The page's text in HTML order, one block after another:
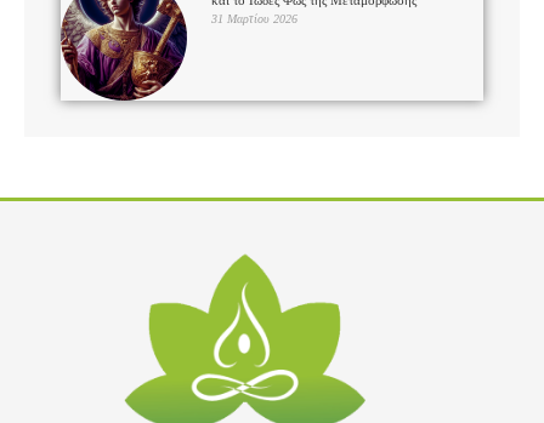
31 Μαρτίου 2026